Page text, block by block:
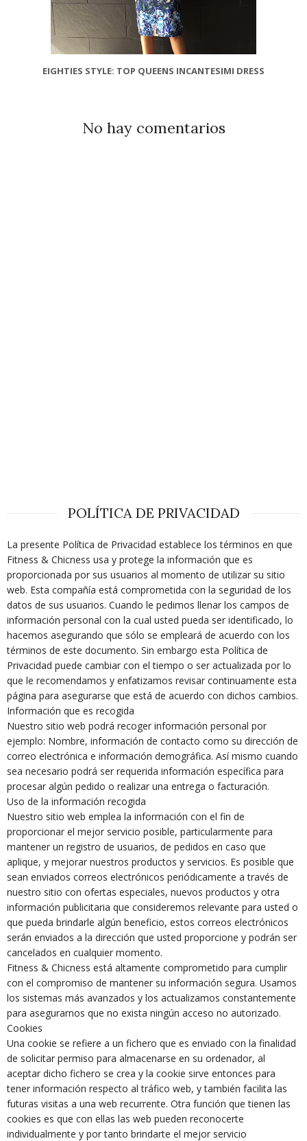
EIGHTIES STYLE: TOP QUEENS INCANTESIMI DRESS
No hay comentarios
POLÍTICA DE PRIVACIDAD
La presente Política de Privacidad establece los términos en que
Fitness & Chicness usa y protege la información que es
proporcionada por sus usuarios al momento de utilizar su sitio
web. Esta compañía está comprometida con la seguridad de los
datos de sus usuarios. Cuando le pedimos llenar los campos de
información personal con la cual usted pueda ser identificado, lo
hacemos asegurando que sólo se empleará de acuerdo con los
términos de este documento. Sin embargo esta Política de
Privacidad puede cambiar con el tiempo o ser actualizada por lo
que le recomendamos y enfatizamos revisar continuamente esta
página para asegurarse que está de acuerdo con dichos cambios.
Información que es recogida
Nuestro sitio web podrá recoger información personal por
ejemplo: Nombre, información de contacto como su dirección de
correo electrónica e información demográfica. Así mismo cuando
sea necesario podrá ser requerida información específica para
procesar algún pedido o realizar una entrega o facturación.
Uso de la información recogida
Nuestro sitio web emplea la información con el fin de
proporcionar el mejor servicio posible, particularmente para
mantener un registro de usuarios, de pedidos en caso que
aplique, y mejorar nuestros productos y servicios. Es posible que
sean enviados correos electrónicos periódicamente a través de
nuestro sitio con ofertas especiales, nuevos productos y otra
información publicitaria que consideremos relevante para usted o
que pueda brindarle algún beneficio, estos correos electrónicos
serán enviados a la dirección que usted proporcione y podrán ser
cancelados en cualquier momento.
Fitness & Chicness está altamente comprometido para cumplir
con el compromiso de mantener su información segura. Usamos
los sistemas más avanzados y los actualizamos constantemente
para asegurarnos que no exista ningún acceso no autorizado.
Cookies
Una cookie se refiere a un fichero que es enviado con la finalidad
de solicitar permiso para almacenarse en su ordenador, al
aceptar dicho fichero se crea y la cookie sirve entonces para
tener información respecto al tráfico web, y también facilita las
futuras visitas a una web recurrente. Otra función que tienen las
cookies es que con ellas las web pueden reconocerte
individualmente y por tanto brindarte el mejor servicio